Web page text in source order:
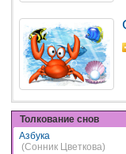
Толкование снов
Азбука
(Сонник Цветкова)